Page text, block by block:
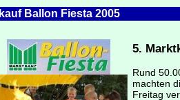
Ballon Fiesta 2005
5.
Rund
machten
Freitag